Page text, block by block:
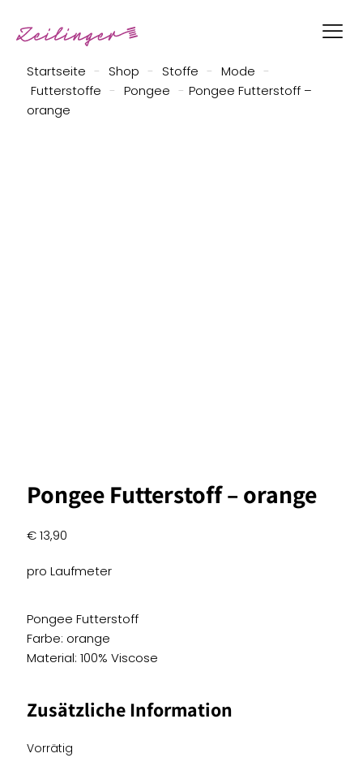
Startseite - Shop - Stoffe - Mode -
Futterstoffe - Pongee - Pongee Futterstoff –
orange
Pongee Futterstoff – orange
€13,90
pro Laufmeter
Pongee Futterstoff
Farbe: orange
Material: 100% Viscose
Zusätzliche Information
Vorrätig